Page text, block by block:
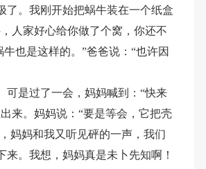
了。我刚开始把蜗牛装在一个纸盒
人家好心给你做了个窝，你还不
也是这样的。”爸爸说：“也许因
可是过了一会，妈妈喊到：“快来
来。妈妈说：“要是等会，它把壳
妈妈和我又听见砰的一声，我们
。我想，妈妈真是未卜先知啊！